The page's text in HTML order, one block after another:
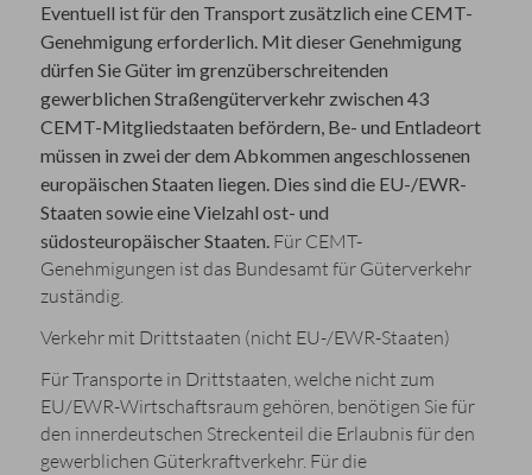
Eventuell ist für den Transport zusätzlich eine CEMT-
Genehmigung erforderlich. Mit dieser Genehmigung
dürfen Sie Güter im grenzüberschreitenden
gewerblichen Straßengüterverkehr zwischen 43
CEMT-Mitgliedstaaten befördern, Be- und Entladeort
müssen in zwei der dem Abkommen angeschlossenen
europäischen Staaten liegen. Diessind die EU-/EWR-
Staaten sowie eine Vielzahl ost- und
südosteuropäischer Staaten. Für CEMT-
Genehmigungen ist das Bundesamt für Güterverkehr
zuständig.
Verkehr mit Drittstaaten (nicht EU-/EWR-Staaten)
Für Transporte in Drittstaaten, welche nicht zum
EU/EWR-Wirtschaftsraum gehören, benötigen Sie für
den innerdeutschen Streckenteil die Erlaubnis für den
gewerblichen Güterkraftverkehr. Für die